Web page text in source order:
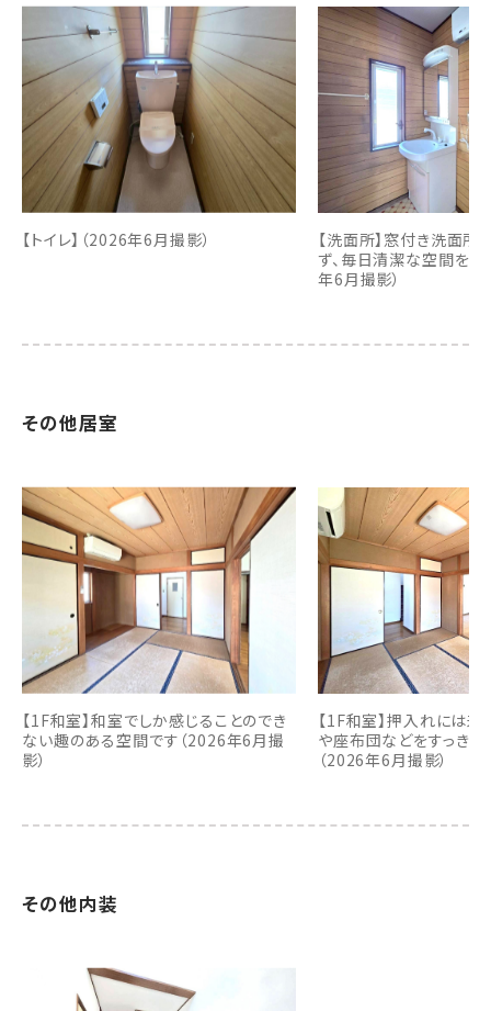
【トイレ】（2026年6月撮影）
【洗面所】窓付き洗面所
ず、毎日清潔な空間を保
年6月撮影）
その他居室
【1F和室】和室でしか感じることのでき
ない趣のある空間です（2026年6月撮
影）
【1F和室】押入れには
や座布団などをすっきり
（2026年6月撮影）
その他内装